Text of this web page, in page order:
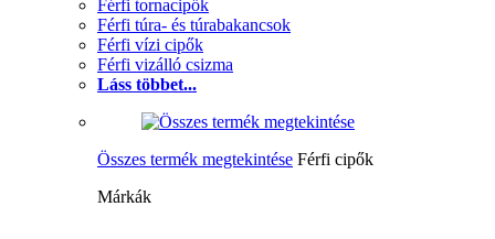
Férfi tornacipők
Férfi túra- és túrabakancsok
Férfi vízi cipők
Férfi vizálló csizma
Láss többet...
Összes termék megtekintése Férfi cipők
Márkák